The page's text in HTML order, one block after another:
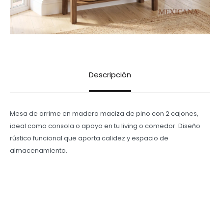
Descripción
Mesa de arrime en madera maciza de pino con 2 cajones,
ideal como consola o apoyo en tu living o comedor. Diseño
rústico funcional que aporta calidez y espacio de
almacenamiento.